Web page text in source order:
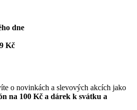
dne
Kč
o novinkách a slevových akcích jako
na 100 Kč a dárek k svátku a